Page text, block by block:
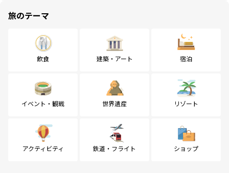
旅のテーマ
飲食 建築・アート 宿泊
イベント・観戦 世界遺産 リゾート
アクティビティ 鉄道・フライト ショップ